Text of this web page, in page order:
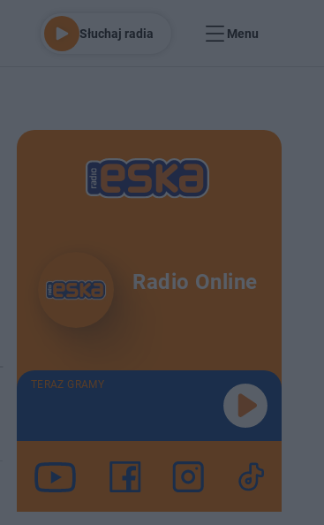
Słuchaj radia Menu
Radio Online
TERAZ GRAMY